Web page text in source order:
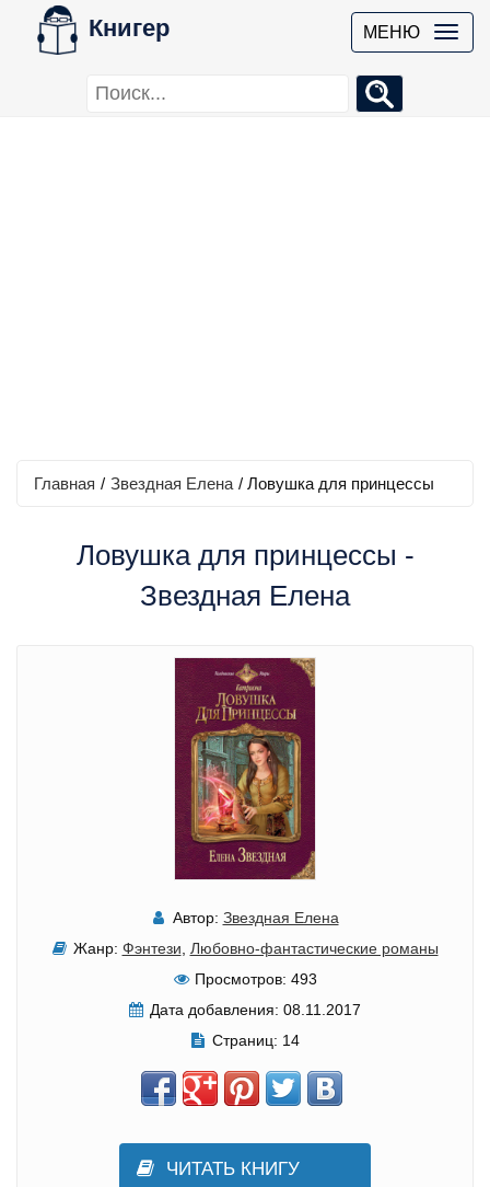
Книгер МЕНЮ
Главная / Звездная Елена / Ловушка для принцессы
Ловушка для принцессы -
Звездная Елена
Автор: Звездная Елена
Жанр: Фэнтези, Любовно-фантастические романы
Просмотров: 493
Дата добавления: 08.11.2017
Страниц: 14
ЧИТАТЬ КНИГУ